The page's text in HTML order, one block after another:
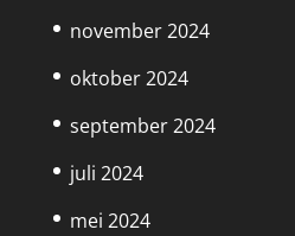
november 2024
oktober 2024
september 2024
juli 2024
mei 2024